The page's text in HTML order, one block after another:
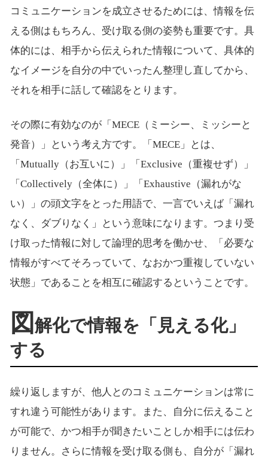
コミュニケーションを成立させるためには、情報を伝
える側はもちろん、受け取る側の姿勢も重要です。具
体的には、相手から伝えられた情報について、具体的
なイメージを自分の中でいったん整理し直してから、
それを相手に話して確認をとります。
その際に有効なのが「MECE（ミーシー、ミッシーと
発音）」という考え方です。「MECE」とは、
「Mutually（お互いに）」「Exclusive（重複せず）」
「Collectively（全体に）」「Exhaustive（漏れがな
い）」の頭文字をとった用語で、一言でいえば「漏れ
なく、ダブりなく」という意味になります。つまり受
け取った情報に対して論理的思考を働かせ、「必要な
情報がすべてそろっていて、なおかつ重複していない
状態」であることを相互に確認するということです。
図 解化で情報を「見える化」
する
繰り返しますが、他人とのコミュニケーションは常に
すれ違う可能性があります。また、自分に伝えること
が可能で、かつ相手が聞きたいことしか相手には伝わ
りません。さらに情報を受け取る側も、自分が「漏れ